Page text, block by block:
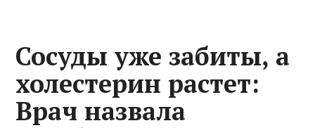
Сосуды уже забиты, а
холестерин растет:
Врач назвала